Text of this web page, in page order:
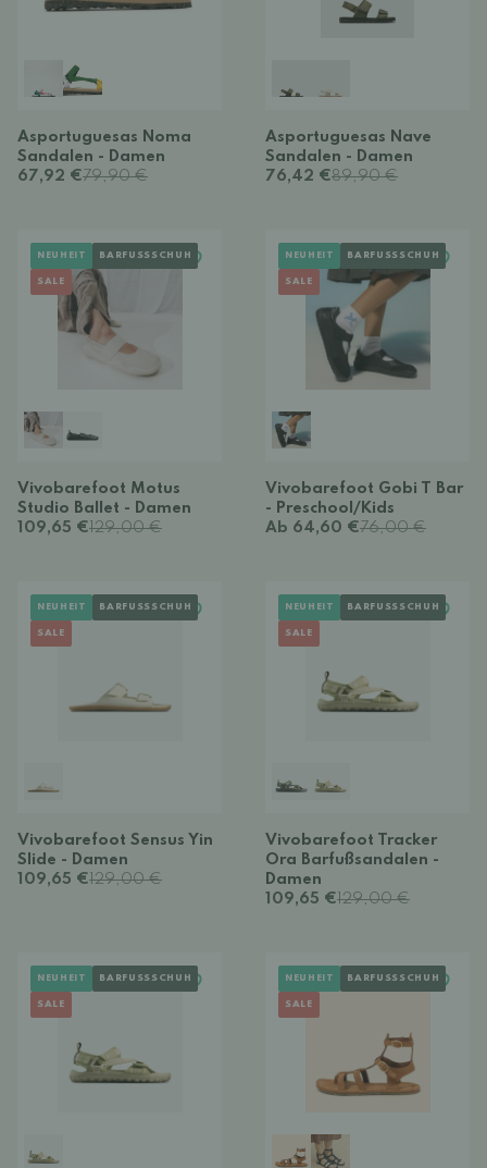
Asportuguesas Noma
Sandalen - Damen
67,92 €79,90 €
Asportuguesas Nave
Sandalen - Damen
76,42 €89,90 €
NEUHEIT BARFUSSSCHUH
SALE
Vivobarefoot Motus
Studio Ballet - Damen
109,65 €129,00 €
NEUHEIT BARFUSSSCHUH
SALE
Vivobarefoot Gobi T Bar
- Preschool/Kids
Ab 64,60 €76,00 €
NEUHEIT BARFUSSSCHUH
SALE
Vivobarefoot Sensus Yin
Slide - Damen
109,65 €129,00 €
NEUHEIT BARFUSSSCHUH
SALE
Vivobarefoot Tracker
Ora Barfußsandalen -
Damen
109,65 €129,00 €
NEUHEIT BARFUSSSCHUH
SALE
NEUHEIT BARFUSSSCHUH
SALE